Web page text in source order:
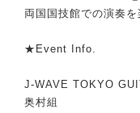
両国国技館での演奏を
★Event Info.
J-WAVE TOKYO
奥村組